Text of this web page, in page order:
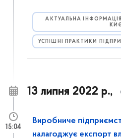
АКТУАЛЬНА
УСПІШНІ ПРАКТИКИ
13 липня 2022 р.,
Виробниче
налагоджує експорт
15:04